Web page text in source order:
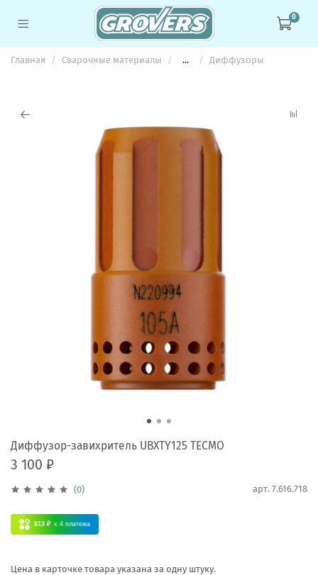
0
Главная Сварочные материалы ... Диффузоры
(0) арт. 7.616.718
Диффузор-завихритель UBXTY125 TECMO
3 100 ₽
813 ₽ x 4 платежа
Цена в карточке товара указана за одну штуку.